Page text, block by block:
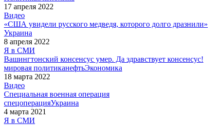
17 апреля 2022
Видео
«США увидели русского медведя, которого долго дразнили»
Украина
8 апреля 2022
Я в СМИ
Вашингтонский консенсус умер. Да здравствует консенсус!
мировая политиканефтьЭкономика
18 марта 2022
Видео
Специальная военная операция
спецоперацияУкраина
4 марта 2021
Я в СМИ